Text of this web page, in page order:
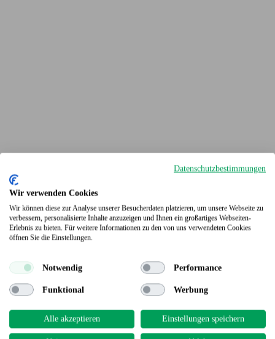
Terrassendielen
Datenschutzbestimmungen
Wir verwenden Cookies
Wir können diese zur Analyse unserer Besucherdaten platzieren, um unsere Webseite zu
verbessern, personalisierte Inhalte anzuzeigen und Ihnen ein großartiges Webseiten-
Erlebnis zu bieten. Für weitere Informationen zu den von uns verwendeten Cookies
öffnen Sie die Einstellungen.
Notwendig Performance
Funktional Werbung
Alle akzeptieren Einstellungen speichern